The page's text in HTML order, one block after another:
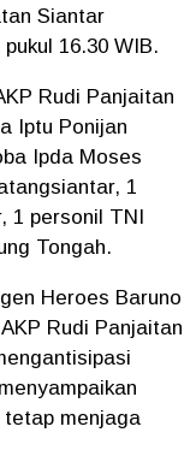
Siantar
16.30 WIB.
Rudi Panjaitan
Iptu Ponijan
Ipda Moses
1
personil TNI
Tongah.
Heroes Baruno
Rudi Panjaitan
tetap menjaga